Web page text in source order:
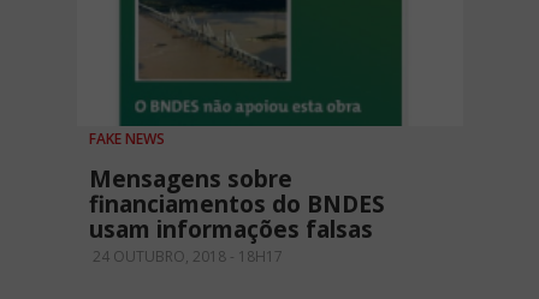
FAKE NEWS
Mensagens sobre
financiamentos do BNDES
usam informações falsas
24 OUTUBRO, 2018 - 18H17